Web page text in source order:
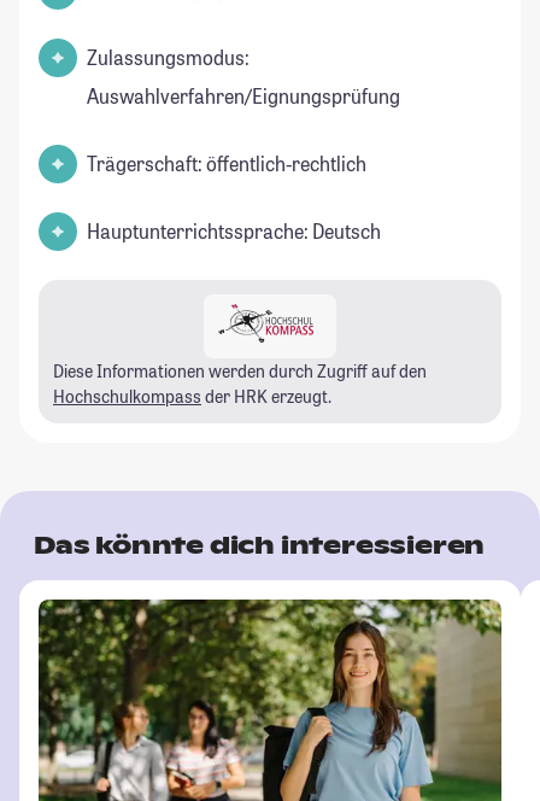
Zulassungsmodus:
Auswahlverfahren/Eignungsprüfung
Trägerschaft: öffentlich-rechtlich
Hauptunterrichtssprache: Deutsch
Diese Informationen werden durch Zugriff auf den
Hochschulkompass der HRK erzeugt.
Das könnte dich interessieren